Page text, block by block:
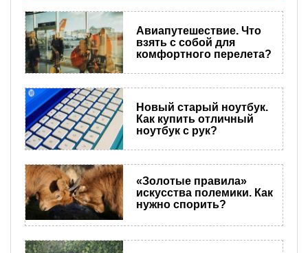
Авиапутешествие. Что
взять с собой для
комфортного перелета?
Новый старый ноутбук.
Как купить отличный
ноутбук с рук?
«Золотые правила»
искусства полемики. Как
нужно спорить?